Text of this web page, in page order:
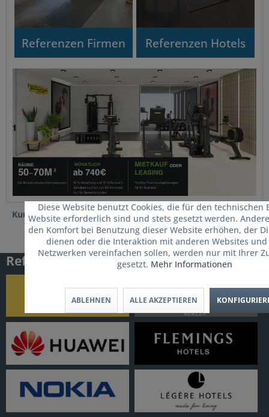
Referenzen Firmen Referenzen Hotels
Kunden haben sich ebenfalls angesehen
Referenzen
Diese Website benutzt Cookies, die für den technischen
Website erforderlich sind und stets gesetzt werden.
den Komfort bei Benutzung dieser Website erhöhen, der
dienen oder die Interaktion mit anderen Websites und
Netzwerken vereinfachen sollen, werden nur mit Ihrer
gesetzt. Mehr Informationen
ABLEHNEN ALLE AKZEPTIEREN